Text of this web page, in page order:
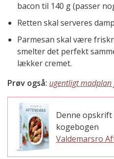
bacon til 140 g (passer
Retten skal serveres
Parmesan skal være
smelter det perfekt
lækker cremet.
Prøv også: ugentligt
Denne opskrift
kogebogen
Valdemarsro